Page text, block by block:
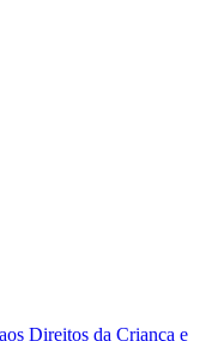
Direitos da Criança e